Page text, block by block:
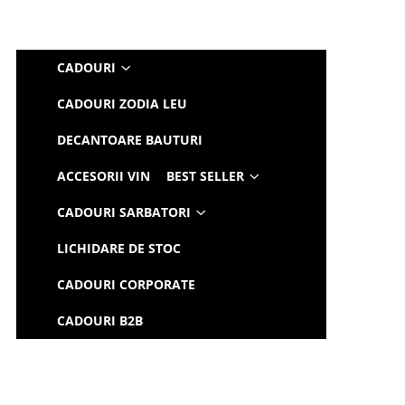
CADOURI
CADOURI ZODIA LEU
DECANTOARE BAUTURI
ACCESORII VIN BEST SELLER
CADOURI SARBATORI
LICHIDARE DE STOC
CADOURI CORPORATE
CADOURI B2B